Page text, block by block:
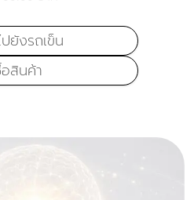
ปยังรถเข็น
สินค้า